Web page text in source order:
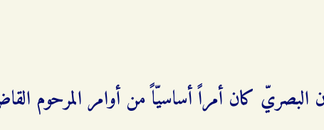
البصريّ كان أمراً أساسيّاً من أوامر المرحوم